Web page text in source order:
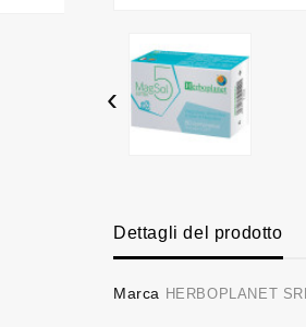
‹
Dettagli del prodotto
Marca HERBOPLANET SRL